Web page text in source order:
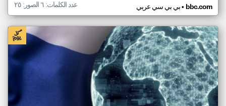
بي بي سي عربي• bbc.com عدد الكلمات: ٦ الصور: ٢٥